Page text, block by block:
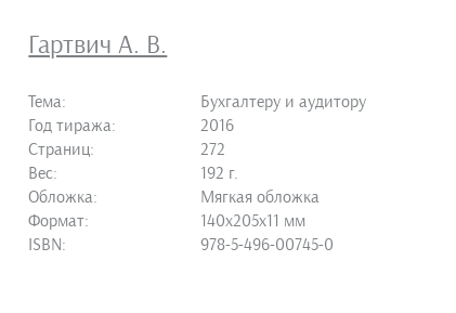
Гартвич А. В.
Тема:
Бухгалтеру и аудитору
Год тиража:
2016
Страниц:
272
Вес:
192 г.
Обложка:
Мягкая обложка
Формат:
140х205х11 мм
ISBN:
978-5-496-00745-0